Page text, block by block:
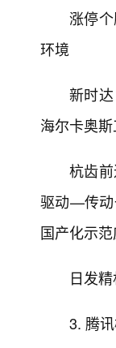
涨停
环境
新时
海尔卡奥
杭齿
驱动—传动
国产化示范
日发
3. 腾